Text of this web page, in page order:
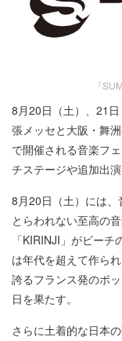
『
8月20日（土）、21
張メッセと大阪・舞
で開催される音楽フ
チステージや追加出演
8月20日（土）には
とらわれない至高の
「KIRINJI」がビー
は年代を超えて作ら
誇るフランス発のポ
日を果たす。
さらに土着的な日本